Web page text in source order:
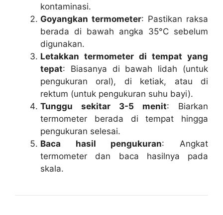
kontaminasi.
Goyangkan termometer: Pastikan raksa
berada di bawah angka 35°C sebelum
digunakan.
Letakkan termometer di tempat yang
tepat: Biasanya di bawah lidah (untuk
pengukuran oral), di ketiak, atau di
rektum (untuk pengukuran suhu bayi).
Tunggu sekitar 3-5 menit: Biarkan
termometer berada di tempat hingga
pengukuran selesai.
Baca hasil pengukuran: Angkat
termometer dan baca hasilnya pada
skala.